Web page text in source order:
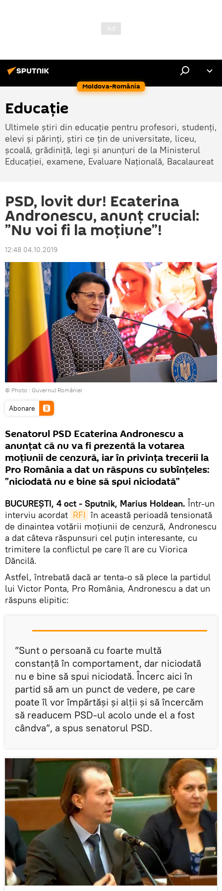
Moldova-România
Educație
Ultimele știri din educație pentru profesori, studenți,
elevi și părinți, știri ce țin de universitate, liceu,
școală, grădiniță, legi și anunțuri de la Ministerul
Educației, examene, Evaluare Națională, Bacalaureat
PSD, lovit dur! Ecaterina
Andronescu, anunț crucial:
”Nu voi fi la moțiune”!
12:48 04.10.2019
© Photo : Guvernul României
Abonare
Senatorul PSD Ecaterina Andronescu a
anunțat că nu va fi prezentă la votarea
moțiunii de cenzură, iar în privința trecerii la
Pro România a dat un răspuns cu subînțeles:
”niciodată nu e bine să spui niciodată”
BUCUREȘTI, 4 oct - Sputnik, Marius Holdean. Într-un
interviu acordat RFI în această perioadă tensionată
de dinaintea votării moțiunii de cenzură, Andronescu
a dat câteva răspunsuri cel puțin interesante, cu
trimitere la conflictul pe care îl are cu Viorica
Dăncilă.
Astfel, întrebată dacă ar tenta-o să plece la partidul
lui Victor Ponta, Pro România, Andronescu a dat un
răspuns elipitic:
”Sunt o persoană cu foarte multă
constanță în comportament, dar niciodată
nu e bine să spui niciodată. Încerc aici în
partid să am un punct de vedere, pe care
poate îl vor împărtăși și alții și să încercăm
să readucem PSD-ul acolo unde el a fost
cândva”, a spus senatorul PSD.